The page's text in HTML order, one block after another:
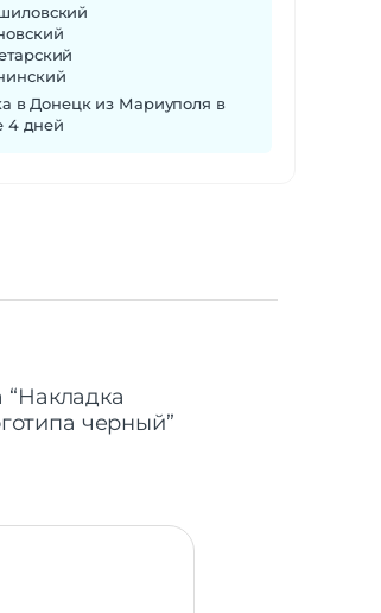
в Донецк из Мариуполя в
4 дней
“Накладка
черный”